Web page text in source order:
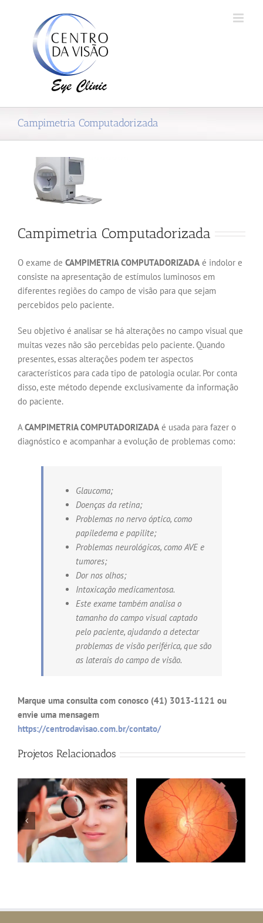
conteúdo
Campimetria Computadorizada
Campimetria Computadorizada
O exame de CAMPIMETRIA COMPUTADORIZADA é indolor e
consiste na apresentação de estímulos luminosos em
diferentes regiões do campo de visão para que sejam
percebidos pelo paciente.
Seu objetivo é analisar se há alterações no campo visual que
muitas vezes não são percebidas pelo paciente. Quando
presentes, essas alterações podem ter aspectos
característicos para cada tipo de patologia ocular. Por conta
disso, este método depende exclusivamente da informação
do paciente.
ACAMPIMETRIA COMPUTADORIZADA é usada para fazer o
diagnóstico e acompanhar a evolução de problemas como:
Glaucoma;
Doenças da retina;
Problemas no nervo óptico, como
papiledema e papilite;
Problemas neurológicos, como AVE e
tumores;
Dor nos olhos;
Intoxicação medicamentosa.
Este exame também analisa o
tamanho do campo visual captado
pelo paciente, ajudando a detectar
problemas de visão periférica, que são
as laterais do campo de visão.
Marque uma consulta com conosco (41) 3013-1121 ou
envie uma mensagem
https://centrodavisao.com.br/contato/
Projetos Relacionados
Retinografia